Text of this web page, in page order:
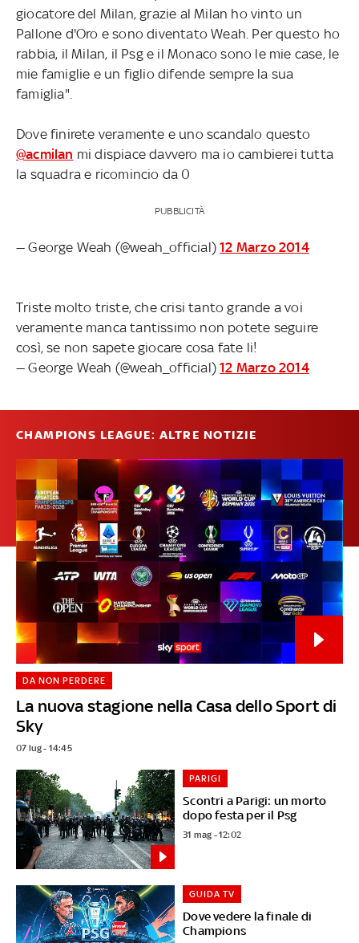
giocatore del Milan, grazie al Milan ho vinto un
Pallone d'Oro e sono diventato Weah. Per questo ho
rabbia, il Milan, il Psg e il Monaco sono le mie case, le
mie famiglie e un figlio difende sempre la sua
famiglia".
Dove finirete veramente e uno scandalo questo
@acmilan mi dispiace davvero ma io cambierei tutta
la squadra e ricomincio da 0
PUBBLICITÀ
— George Weah (@weah_official)12 Marzo 2014
Triste molto triste, che crisi tanto grande a voi
veramente manca tantissimo non potete seguire
così, se non sapete giocare cosa fate li!
— George Weah (@weah_official)12 Marzo 2014
CHAMPIONS LEAGUE: ALTRE NOTIZIE
La nuova stagione nella Casa dello Sport di
Sky
DA NON PERDERE
07 lug - 14:45
Scontri a Parigi: un morto
dopo festa per il Psg
PARIGI
31 mag - 12:02
Dove vedere la finale di
Champions
GUIDA TV